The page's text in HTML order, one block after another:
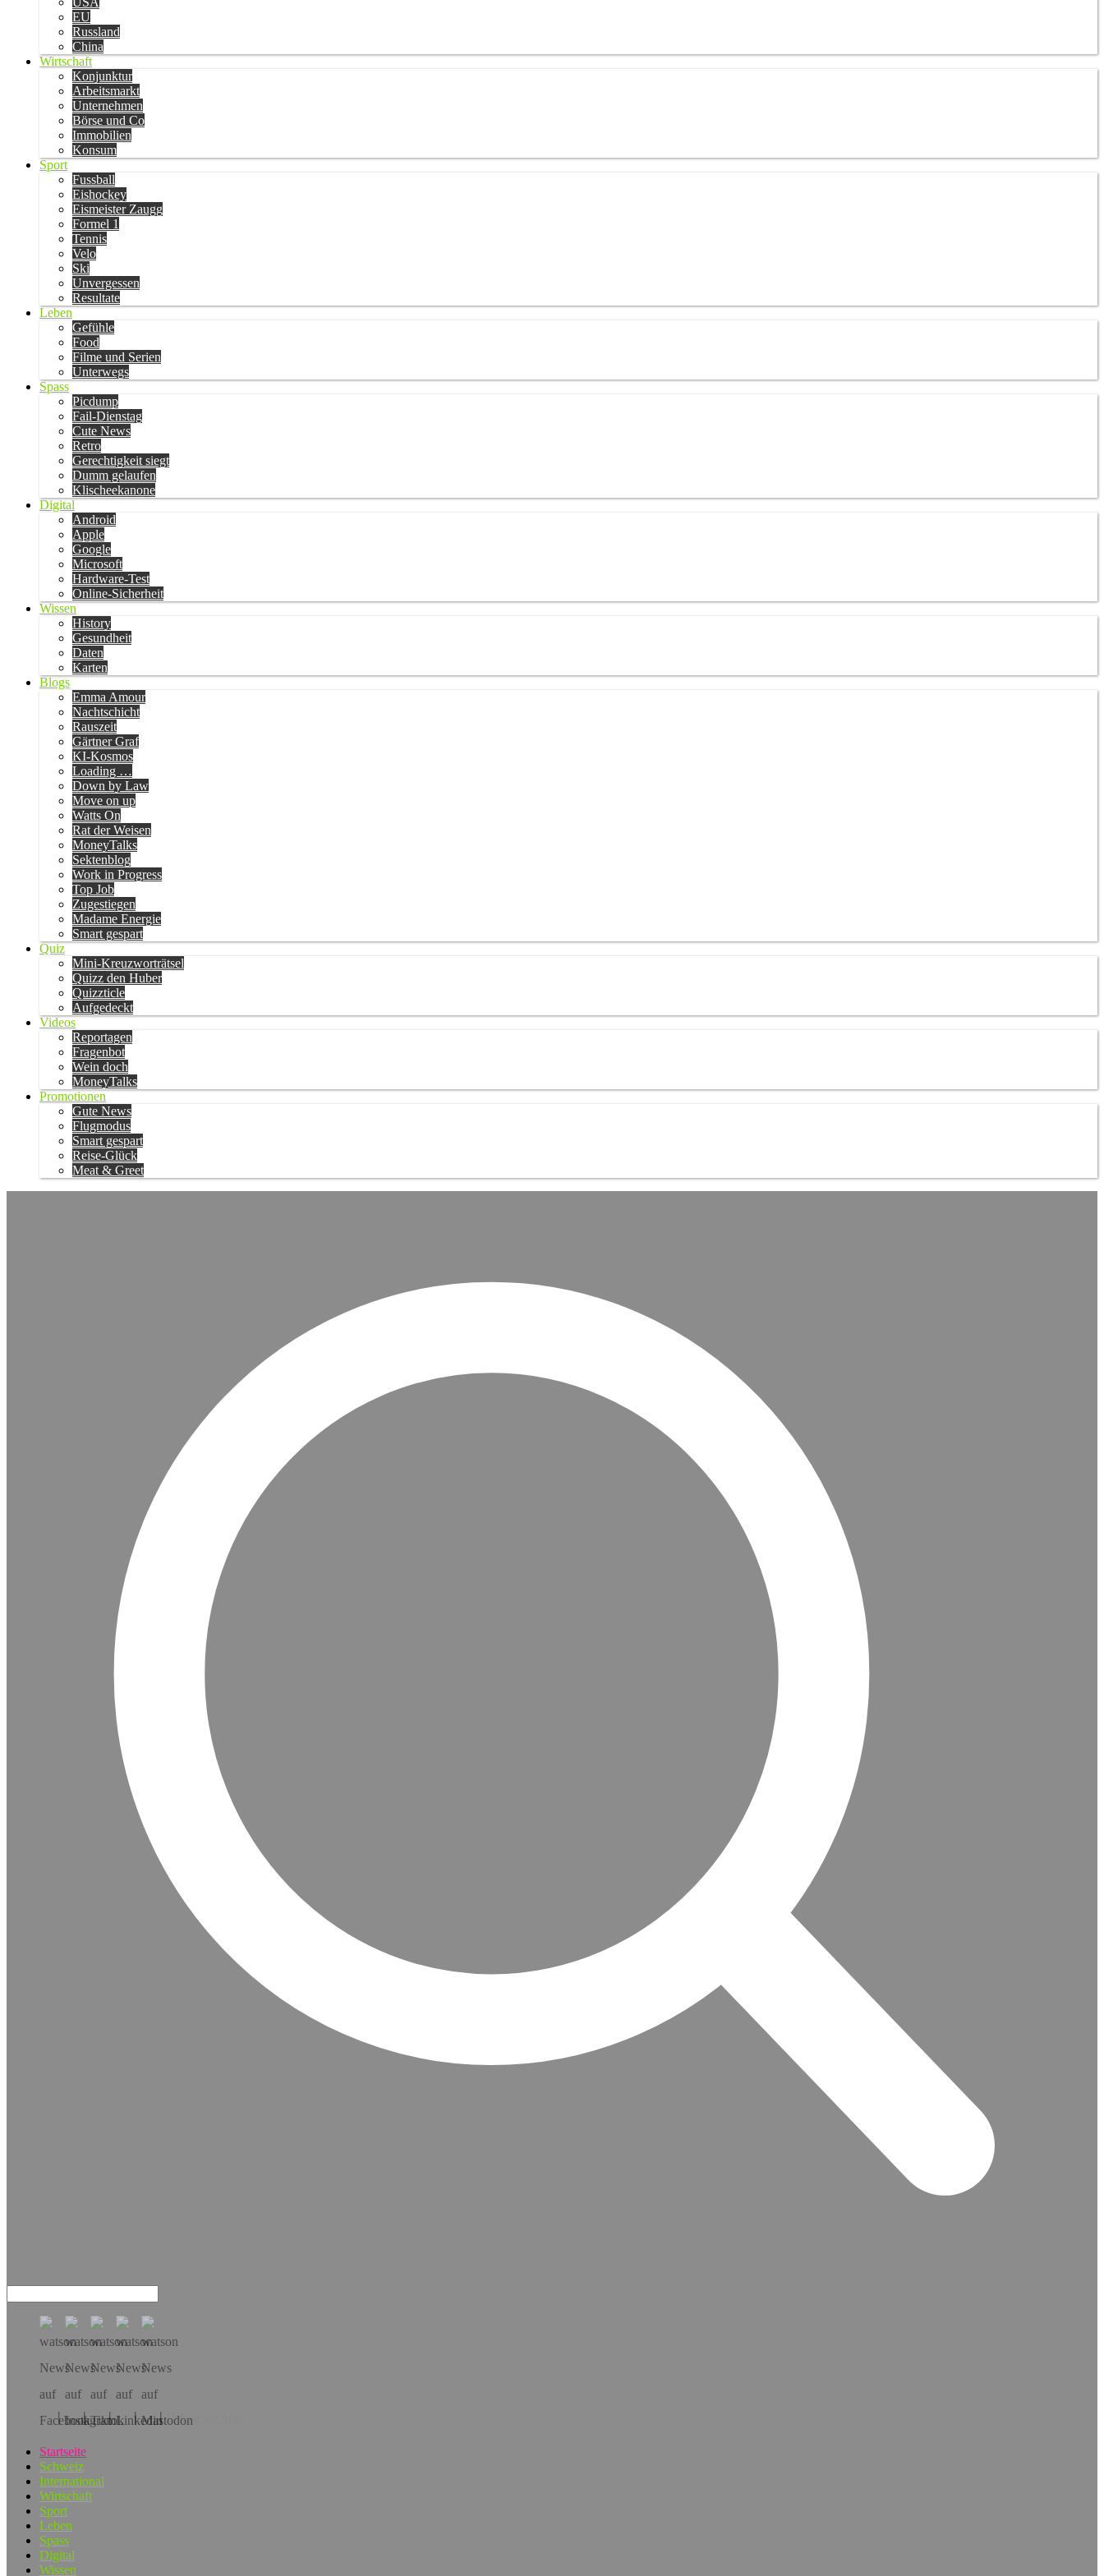
EU
Russland
China
Wirtschaft
Konjunktur
Arbeitsmarkt
Unternehmen
Börse und Co
Immobilien
Konsum
Sport
Fussball
Eishockey
Eismeister Zaugg
Formel 1
Tennis
Velo
Ski
Unvergessen
Resultate
Leben
Gefühle
Food
Filme und Serien
Unterwegs
Spass
Picdump
Fail-Dienstag
Cute News
Retro
Gerechtigkeit siegt
Dumm gelaufen
Klischeekanone
Digital
Android
Apple
Google
Microsoft
Hardware-Test
Online-Sicherheit
Wissen
History
Gesundheit
Daten
Karten
Blogs
Emma Amour
Nachtschicht
Rauszeit
Gärtner Graf
KI-Kosmos
Loading …
Down by Law
Move on up
Watts On
Rat der Weisen
MoneyTalks
Sektenblog
Work in Progress
Top Job
Zugestiegen
Madame Energie
Smart gespart
Quiz
Mini-Kreuzworträtsel
Quizz den Huber
Quizzticle
Aufgedeckt
Videos
Reportagen
Fragenbot
Wein doch
MoneyTalks
Promotionen
Gute News
Flugmodus
Smart gespart
Reise-Glück
Meat & Greet
Hol dir die App!
Startseite
Schweiz
International
Wirtschaft
Sport
Leben
Spass
Digital
Wissen